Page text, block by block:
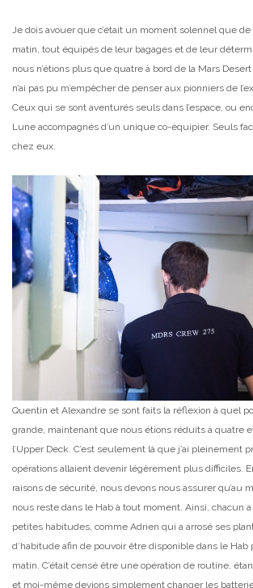
Je dois avouer que c’était un moment solennel que
matin, tout équipés de leur bagages et de leur
nous n’étions plus que quatre à bord de la Mars
n’ai pas pu m’empêcher de penser aux pionniers de
Ceux qui se sont aventurés seuls dans l’espace, ou
Lune accompagnés d’un unique co-équipier. Seuls
chez eux.
Quentin et Alexandre se sont faits la réflexion à quel
grande, maintenant que nous étions réduits à quatre
l’Upper Deck. C’est seulement là que j’ai pleinement
opérations allaient devenir légèrement plus difficiles.
raisons de sécurité, nous devons nous assurer qu’au
nous reste dans le Hab à tout moment. Ainsi, chacun
petites habitudes, comme Adrien qui a arrosé ses
d’habitude afin de pouvoir être disponible dans le Hab
matin. C’était censé être une opération de routine,
et moi-même devions simplement changer les